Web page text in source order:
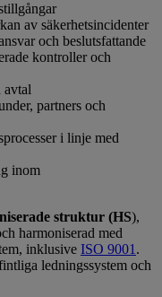
av säkerhetsincidenter
och beslutsfattande
kontroller och
avtal
partners och
i linje med
inom
struktur (HS),
harmoniserad med
inklusive ISO 9001 .
ledningssystem och